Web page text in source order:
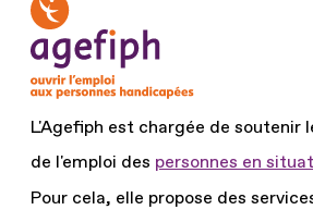
L'Agefiph est chargée de soutenir
de l'emploi des personnes en
Pour cela, elle propose des